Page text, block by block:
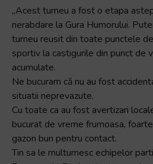
This
shortcut
activates
the
screen
reader
help
you
navigate
„Acest turneu a fost o etapa
nerabdare la Gura Humorului.
turneu reusit din toate punctele
sportiv la castigurile din punct de
acumulate.
Ne bucuram că nu au fost
situatii neprevazute.
Cu toate ca au fost avertizari
bucurat de vreme frumoasa,
gazon bun pentru contact.
Tin sa le multumesc echipelor